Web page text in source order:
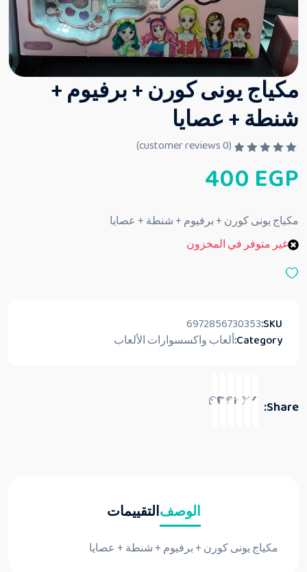
مكياج يونى كورن + برفيوم +
شنطة + عصايا
م
ا
ي
م
ن
(
0
400 EGP
مكياج يونى كورن + برفيوم + شنطة + عصايا
غير متوفر في المخزون
SKU:
6972856730353
Category:ألعاب واكسسوارات الألعاب
Share:
الوصفالتقييمات
مكياج يونى كورن + برفيوم + شنطة + عصايا